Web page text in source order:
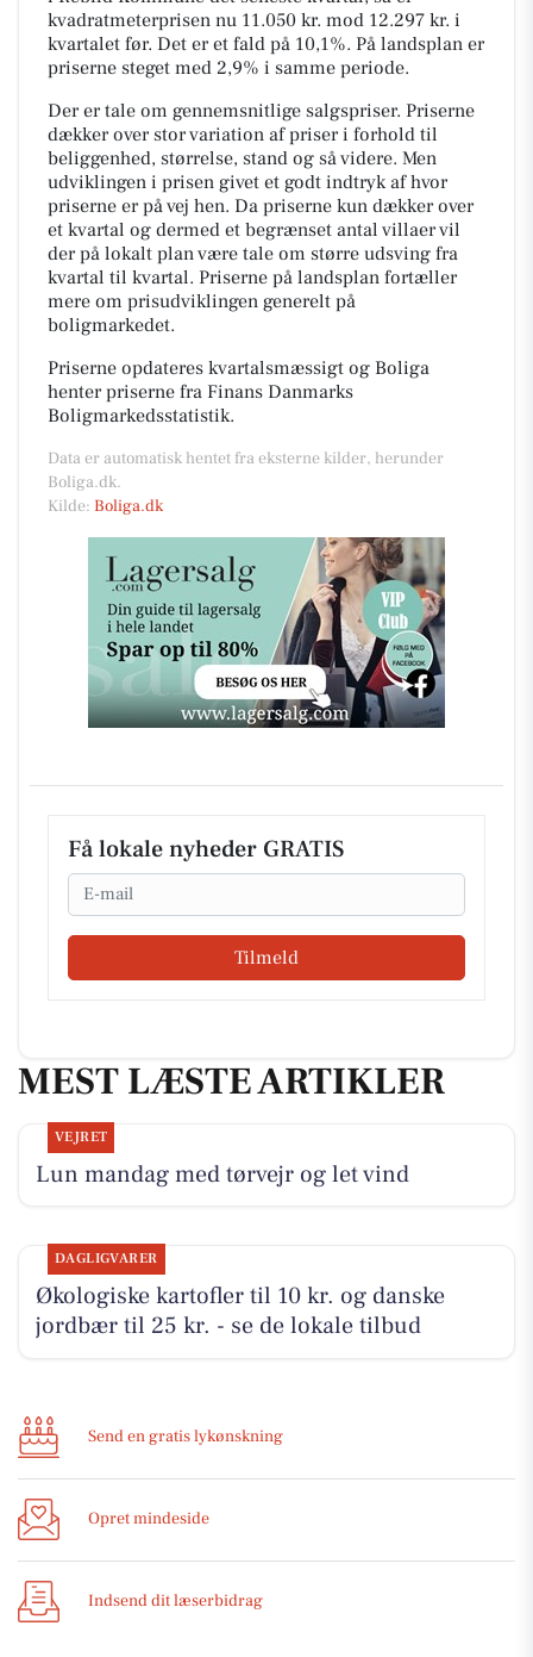
kvadratmeterprisen nu 11.050 kr. mod 12.297 kr. i
kvartalet før. Det er et fald på 10,1%. På landsplan er
priserne steget med 2,9% i samme periode.
Der er tale om gennemsnitlige salgspriser. Priserne
dækker over stor variation af priser i forhold til
beliggenhed, størrelse, stand og så videre. Men
udviklingen i prisen givet et godt indtryk af hvor
priserne er på vej hen. Da priserne kun dækker over
et kvartal og dermed et begrænset antal villaer vil
der på lokalt plan være tale om større udsving fra
kvartal til kvartal. Priserne på landsplan fortæller
mere om prisudviklingen generelt på
boligmarkedet.
Priserne opdateres kvartalsmæssigt og Boliga
henter priserne fra Finans Danmarks
Boligmarkedsstatistik.
Data er automatisk hentet fra eksterne kilder, herunder
Boliga.dk.
Kilde: Boliga.dk
Få lokale nyheder GRATIS
Email
Tilmeld
MEST LÆSTE ARTIKLER
VEJRET
Lun mandag med tørvejr og let vind
DAGLIGVARER
Økologiske kartofler til 10 kr. og danske
jordbær til 25 kr. - se de lokale tilbud
Send en gratis lykønskning
Opret mindeside
Indsend dit læserbidrag